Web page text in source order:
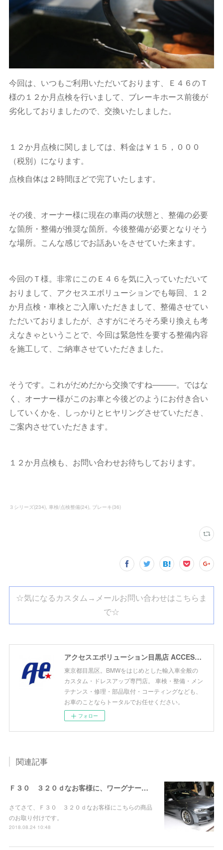
今回は、いつもご利用いただいております、Ｅ４６のＴ
様の１２か月点検を行いまして、ブレーキホース前後が
劣化しておりましたので、交換いたしました。
１２か月点検に関しましては、料金は￥１５，０００
（税別）になります。
点検自体は２時間ほどで完了いたします。
その後、オーナー様に現在の車両の状態と、整備の必要
な箇所・整備が推奨な箇所。今後整備が必要となりそう
な場所。こんな感じでお話あいをさせていた来ます。
今回のＴ様。非常にこのＥ４６を気に入っていただいて
おりまして、アクセスエボリューションでも毎回、１２
か月点検・車検とご入庫いただきまして、整備させてい
ただいておりましたが、さすがにそろそろ乗り換えも考
えなきゃということで、今回は緊急性を要する整備内容
を施工して、ご納車させていただきました。
そうです。これがだめだから交換ですね―――。ではな
く、オーナー様がこのお車と今後どのようにお付き合い
していくかを、しっかりとヒヤリングさせていただき、
ご案内させていただきます。
１２か月点検も、お問い合わせお待ちしております。
３シリーズ(234) 車検/点検整備(24) ブレーキ(36)
☆気になるカスタム→メールお問い合わせはこちらま
で☆
アクセスエボリューション目黒店 ACCESS EVOLUTION MEGURO
東京都目黒区。BMWをはじめとした輸入車全般の
カスタム・ドレスアップ専門店。 車検・整備・メン
テナンス・修理・部品取付・コーティングなども、
お車のことならトータルでお任せください。
フォロー
関連記事
Ｆ３０ ３２０ｄなお客様に、ワーグナーインタークーラー＆ＦＴＰチャージパイプお取り付け！
さてさて、Ｆ３０ ３２０ｄなお客様にこちらの商品
のお取り付けです。
2018.08.24 10:48